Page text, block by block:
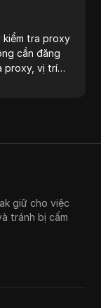
tra proxy
cần đăng
proxy, vị trí
giữ cho việc
tránh bị cấm